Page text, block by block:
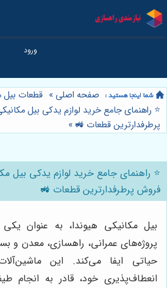
صفحه اصلی » قطعات بیل
⭐️ راهنمای جامع خرید لوازم یدکی بیل
پرطرفدارترین قطعات 🚜 »
⭐️ راهنمای جامع خرید لوازم یدکی بیل
فروش پرطرفدارترین قطعات 🚜
بیل مکانیکی هیوندا، به عنوان
پروژه‌های عمرانی، راهسازی، معدن و
حیاتی ایفا می‌کند. این
انعطاف‌پذیری خود، قادر به انجام